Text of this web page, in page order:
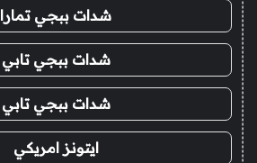
شدات ببجي تمارا
شدات ببجي تابي
شدات ببجي تابي
ايتونز امريكي